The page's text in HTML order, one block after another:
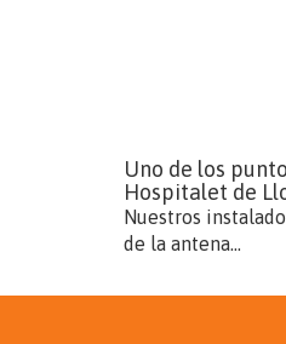
Uno de los
Hospitalet de
Nuestros
de la antena...